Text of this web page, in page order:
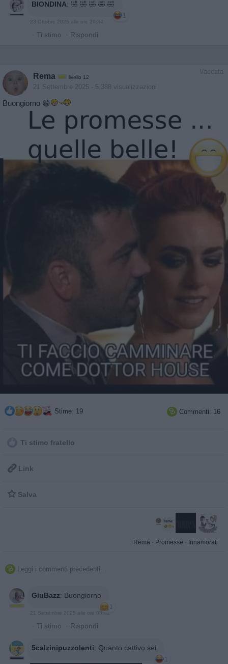
BIONDINA: 🤣 🤣 🤣 🤣 🤣
1
· Ti stimo · Rispondi
Vaccata
Rema livello 12
21 Settembre 2025 - 5.388 visualizzazioni
Buongiorno 😁
Stime: 19  Commenti: 16
Ti stimo fratello
 Link
 Salva
Rema · Promesse · Innamorati
 Leggi i commenti precedenti...
GiuBazz: Buongiorno
1
21 Settembre 2025 alle ore 08:02
· Ti stimo · Rispondi
5calzinipuzzolenti: Quanto cattivo sei
1